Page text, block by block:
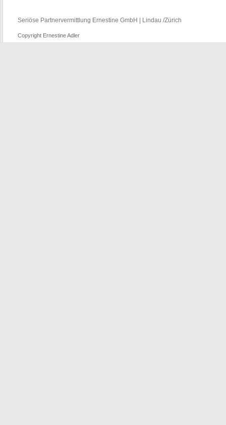
Seriöse Partnervermittlung Ernestine GmbH | Lindau /Zürich
Copyright Ernestine Adler